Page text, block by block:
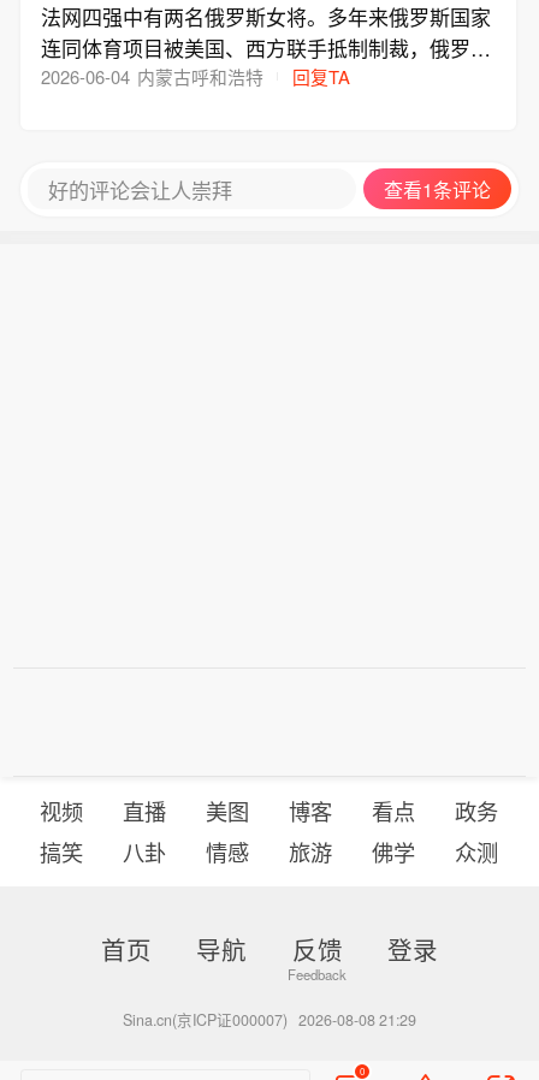
法网四强中有两名俄罗斯女将。多年来俄罗斯国家
连同体育项目被美国、西方联手抵制制裁，俄罗斯
参赛队员都不能代表俄罗斯国家出场参赛。
2026-06-04 内蒙古呼和浩特 回复TA
好的评论会让人崇拜 查看1条评论
视频 直播 美图 博客 看点
政务
搞笑
八卦 情感 旅游 佛学 众测
首页 导航 反馈 登录
Sina.cn(京ICP证000007) 2026-08-08 21:29
0